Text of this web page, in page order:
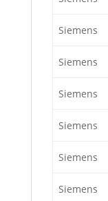
Siemens
Siemens
Siemens
Siemens
Siemens
Siemens